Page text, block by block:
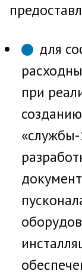
для
при
«службы-